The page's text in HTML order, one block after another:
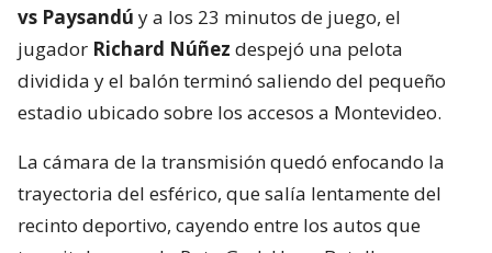
vs Paysandú y a los 23 minutos de juego, el
jugador Richard Núñez despejó una pelota
dividida y el balón terminó saliendo del pequeño
estadio ubicado sobre los accesos a Montevideo.
La cámara de la transmisión quedó enfocando la
trayectoria del esférico, que salía lentamente del
recinto deportivo, cayendo entre los autos que